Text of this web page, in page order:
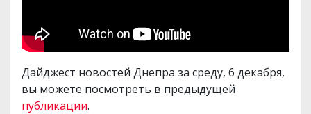
Дайджест новостей Днепра за среду, 6 декабря,
вы можете посмотреть в предыдущей
публикации.